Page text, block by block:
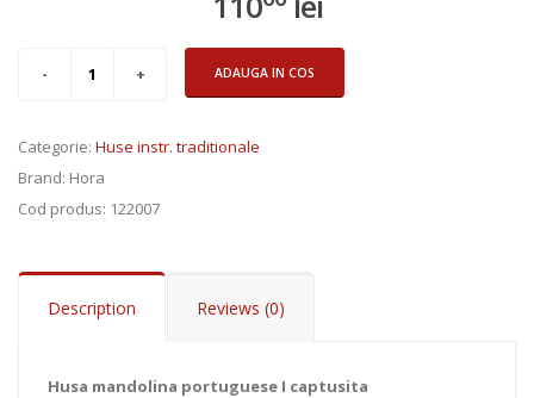
ADAUGA IN COS
Categorie: Huse instr. traditionale
Brand: Hora
Cod produs: 122007
Description Reviews (0)
Husa mandolina portuguese I captusita